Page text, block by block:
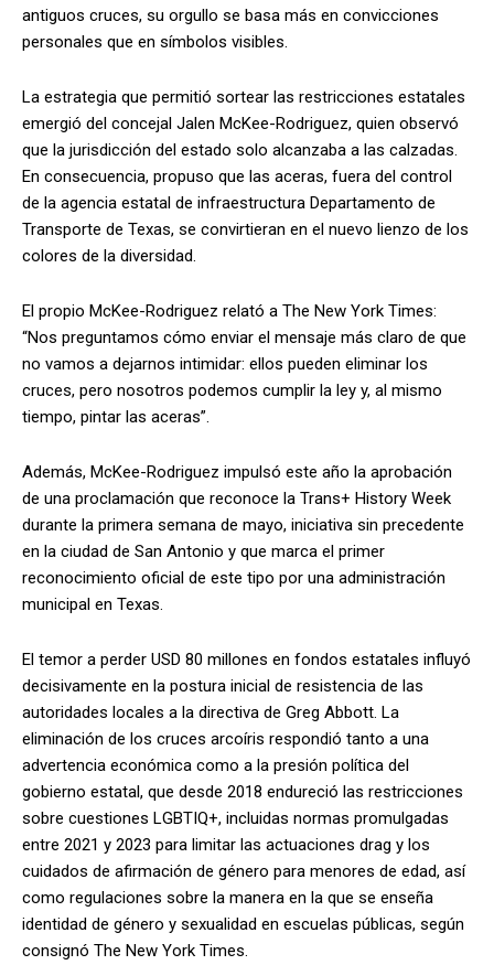
antiguos cruces, su orgullo se basa más en convicciones
personales que en símbolos visibles.
La estrategia que permitió sortear las restricciones estatales
emergió del concejal Jalen McKee-Rodriguez, quien observó
que la jurisdicción del estado solo alcanzaba a las calzadas.
En consecuencia, propuso que las aceras, fuera del control
de la agencia estatal de infraestructura Departamento de
Transporte de Texas, se convirtieran en el nuevo lienzo de los
colores de la diversidad.
El propio McKee-Rodriguez relató a The New York Times:
“Nos preguntamos cómo enviar el mensaje más claro de que
no vamos a dejarnos intimidar: ellos pueden eliminar los
cruces, pero nosotros podemos cumplir la ley y, al mismo
tiempo, pintar las aceras”.
Además, McKee-Rodriguez impulsó este año la aprobación
de una proclamación que reconoce la Trans+ History Week
durante la primera semana de mayo, iniciativa sin precedente
en la ciudad de San Antonio y que marca el primer
reconocimiento oficial de este tipo por una administración
municipal en Texas.
El temor a perder USD 80 millones en fondos estatales influyó
decisivamente en la postura inicial de resistencia de las
autoridades locales a la directiva de Greg Abbott. La
eliminación de los cruces arcoíris respondió tanto a una
advertencia económica como a la presión política del
gobierno estatal, que desde 2018 endureció las restricciones
sobre cuestiones LGBTIQ+, incluidas normas promulgadas
entre 2021 y 2023 para limitar las actuaciones drag y los
cuidados de afirmación de género para menores de edad, así
como regulaciones sobre la manera en la que se enseña
identidad de género y sexualidad en escuelas públicas, según
consignó The New York Times.